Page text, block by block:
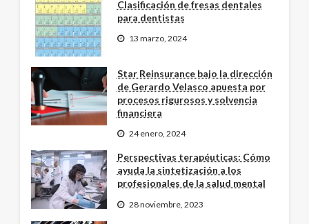
Clasificación de fresas dentales
para dentistas
13 marzo, 2024
Star Reinsurance bajo la dirección
de Gerardo Velasco apuesta por
procesos rigurosos y solvencia
financiera
24 enero, 2024
Perspectivas terapéuticas: Cómo
ayuda la sintetización a los
profesionales de la salud mental
28 noviembre, 2023